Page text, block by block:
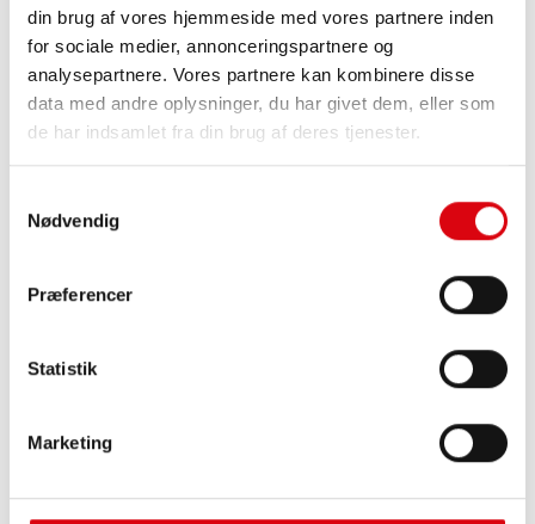
din brug af vores hjemmeside med vores partnere inden
for sociale medier, annonceringspartnere og
analysepartnere. Vores partnere kan kombinere disse
data med andre oplysninger, du har givet dem, eller som
de har indsamlet fra din brug af deres tjenester.
Nødvendig
Præferencer
Statistik
Marketing
PRODUKTOPLYSNINGER >
EFB 650 17
De bedste og mest ydelsesstærke Banner-
batterier. Styrket ydelse, der svarer præcis til de
Originalkvalitet til eftermontering